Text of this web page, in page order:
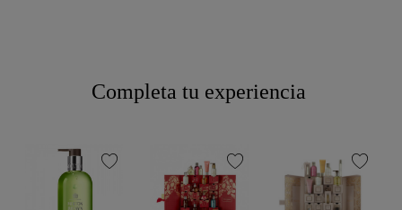
Completa tu experiencia
favorite favorite